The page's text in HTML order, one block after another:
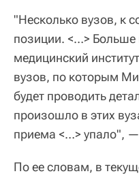
"Несколько вузов, к
позиции. <…> Больше
медицинский
вузов, по которым
будет проводить
произошло в этих
приема <…> упало",
По ее словам, в